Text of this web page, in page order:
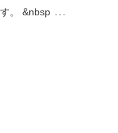
。 &nbsp …